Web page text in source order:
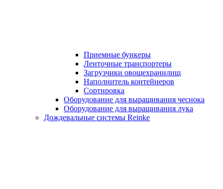
Приемные бункеры
Ленточные транспортеры
Загрузчики овощехранилищ
Наполнитель контейнеров
Сортировка
Оборудование для выращивания чеснока
Оборудование для выращивания лука
Дождевальные системы Reinke